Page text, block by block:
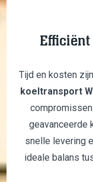
Tijd en kosten
koeltransport
geavanceerde
snelle levering
ideale balans